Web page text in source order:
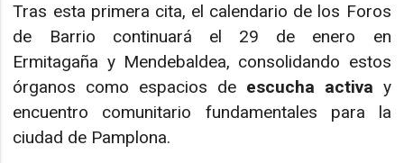
Tras esta primera cita, el calendario de los Foros
de Barrio continuará el 29 de enero en
Ermitagaña y Mendebaldea, consolidando estos
órganos como espacios de escucha activa y
encuentro comunitario fundamentales para la
ciudad de Pamplona.